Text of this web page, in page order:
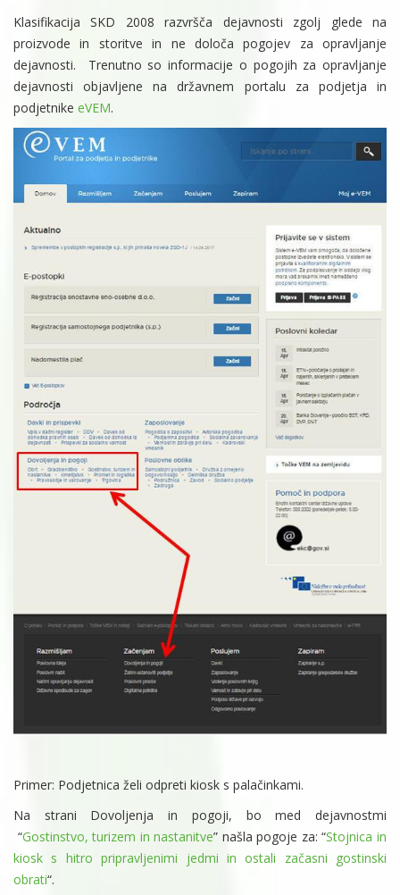
Klasifikacija SKD 2008 razvršča dejavnosti zgolj glede na
proizvode in storitve in ne določa pogojev za opravljanje
dejavnosti. Trenutno so informacije o pogojih za opravljanje
dejavnosti objavljene na državnem portalu za podjetja in
podjetnike eVEM.
Primer: Podjetnica želi odpreti kiosk s palačinkami.
Na strani Dovoljenja in pogoji, bo med dejavnostmi
“Gostinstvo, turizem in nastanitve” našla pogoje za: “Stojnica in
kiosk s hitro pripravljenimi jedmi in ostali začasni gostinski
obrati“.